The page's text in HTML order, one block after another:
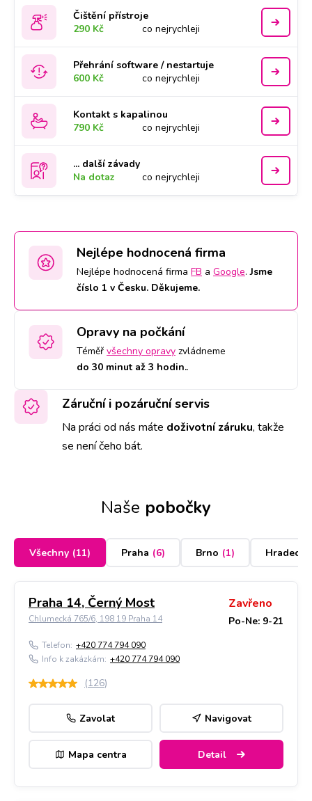
Čištění přístroje
290 Kč
co nejrychleji
Přehrání software / nestartuje
600 Kč
co nejrychleji
Kontakt s kapalinou
790 Kč
co nejrychleji
... další závady
Na dotaz
co nejrychleji
Nejlépe hodnocená firma
Nejlépe hodnocená firma FB a Google.Jsme
číslo 1 v Česku. Děkujeme.
Opravy na počkání
Téměř všechny opravy zvládneme
do 30 minut až 3 hodin..
Záruční i pozáruční servis
Na práci od nás máte doživotní záruku, takže
se není čeho bát.
Naše pobočky
Všechny (11) Praha (6) Brno (1) Hradec
Praha 14, Černý Most
Chlumecká 765/6, 198 19 Praha 14
Zavřeno
Po-Ne: 9-21
Telefon: +420 774 794 090
Info k zakázkám: +420 774 794 090
(126)
Zavolat Navigovat
Mapa centra Detail